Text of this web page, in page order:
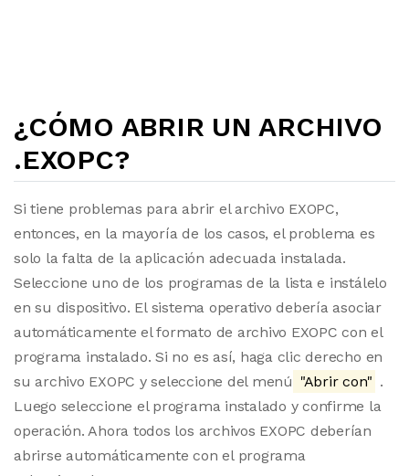
¿CÓMO ABRIR UN ARCHIVO
.EXOPC?
Si tiene problemas para abrir el archivo EXOPC,
entonces, en la mayoría de los casos, el problema es
solo la falta de la aplicación adecuada instalada.
Seleccione uno de los programas de la lista e instálelo
en su dispositivo. El sistema operativo debería asociar
automáticamente el formato de archivo EXOPC con el
programa instalado. Si no es así, haga clic derecho en
su archivo EXOPC y seleccione del menú "Abrir con" .
Luego seleccione el programa instalado y confirme la
operación. Ahora todos los archivos EXOPC deberían
abrirse automáticamente con el programa